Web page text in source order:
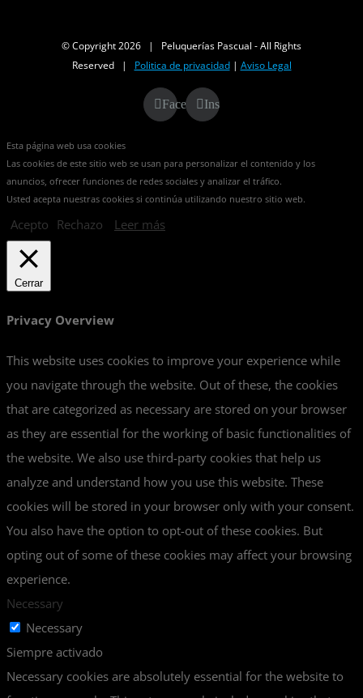
© Copyright2026 | Peluquerías Pascual - All Rights
Reserved | Politica de privacidad| Aviso Legal
FacebookInstagram
Esta página web usa cookies
Las cookies de este sitio web se usan para personalizar el contenido y los
anuncios, ofrecer funciones de redes sociales y analizar el tráfico.
Usted acepta nuestras cookies si continúa utilizando nuestro sitio web.
Acepto Rechazo Leer más
Cerrar
Privacy Overview
This website uses cookies to improve your experience while
you navigate through the website. Out of these, the cookies
that are categorized as necessary are stored on your browser
as they are essential for the working of basic functionalities of
the website. We also use third-party cookies that help us
analyze and understand how you use this website. These
cookies will be stored in your browser only with your consent.
You also have the option to opt-out of these cookies. But
opting out of some of these cookies may affect your browsing
experience.
Necessary
Necessary
Siempre activado
Necessary cookies are absolutely essential for the website to